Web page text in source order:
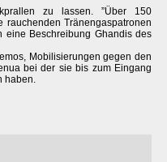
zu lassen. ”Über 150
rauchenden Tränengaspatronen
eine Beschreibung Ghandis des
Mobilisierungen gegen den
bei der sie bis zum Eingang
haben.